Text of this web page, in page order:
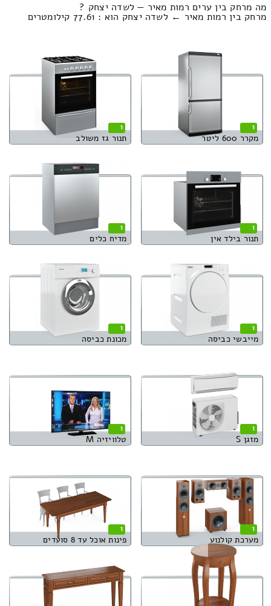
מה מרחק בין ערים רמות מאיר — לשדה יצחק ?
מרחק בין רמות מאיר ← לשדה יצחק הוא : 77.61 קילומטרים
1
מקרר 600 ליטר
1
תנור גז משולב
1
תנור בילד אין
1
מדיח כלים
1
מייבשי כביסה
1
מכונת כביסה
1
מזגן S
1
טלוויזיה M
1
מערכת קולנוע
1
פינות אוכל עד 8 סועדים